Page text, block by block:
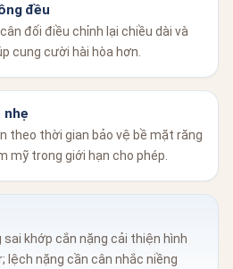
đều
đối điều chỉnh lại chiều dài và
cung cười hài hòa hơn.
nhẹ
theo thời gian bảo vệ bề mặt răng
mỹ trong giới hạn cho phép.
sai khớp cắn nặng cải thiện hình
lệch nặng cần cân nhắc niềng